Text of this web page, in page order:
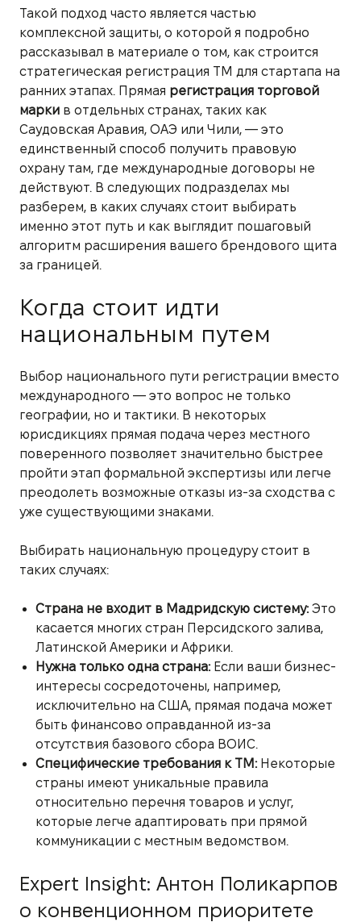
Такой подход часто является частью
комплексной защиты, о которой я подробно
рассказывал в материале о том, как строится
стратегическая регистрация ТМ для стартапа на
ранних этапах. Прямая регистрация торговой
марки в отдельных странах, таких как
Саудовская Аравия, ОАЭ или Чили, — это
единственный способ получить правовую
охрану там, где международные договоры не
действуют. В следующих подразделах мы
разберем, в каких случаях стоит выбирать
именно этот путь и как выглядит пошаговый
алгоритм расширения вашего брендового щита
за границей.
Когда стоит идти
национальным путем
Выбор национального пути регистрации вместо
международного — это вопрос не только
географии, но и тактики. В некоторых
юрисдикциях прямая подача через местного
поверенного позволяет значительно быстрее
пройти этап формальной экспертизы или легче
преодолеть возможные отказы из-за сходства с
уже существующими знаками.
Выбирать национальную процедуру стоит в
таких случаях:
Страна не входит в Мадридскую систему:Это
касается многих стран Персидского залива,
Латинской Америки и Африки.
Нужна только одна страна:Если ваши бизнес-
интересы сосредоточены, например,
исключительно на США, прямая подача может
быть финансово оправданной из-за
отсутствия базового сбора ВОИС.
Специфические требования к ТМ:Некоторые
страны имеют уникальные правила
относительно перечня товаров и услуг,
которые легче адаптировать при прямой
коммуникации с местным ведомством.
Expert Insight: Антон Поликарпов
о конвенционном приоритете